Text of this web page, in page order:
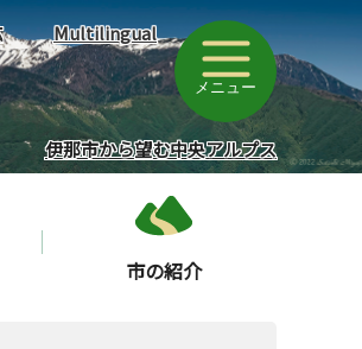
Multilingual
メニュー
伊那市から望む中央アルプス
市の紹介